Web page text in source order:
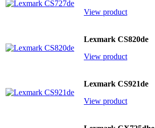
View product
Lexmark CS820de
View product
Lexmark CS921de
View product